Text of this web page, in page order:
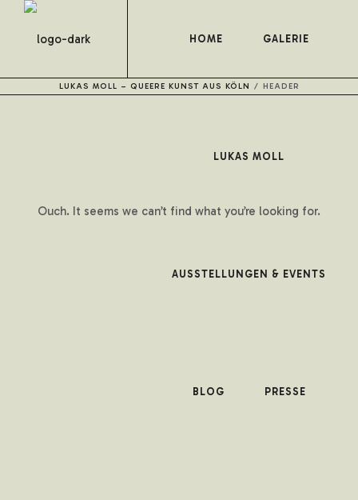
HOME GALERIE
LUKAS MOLL
AUSSTELLUNGEN & EVENTS
BLOG PRESSE
LUKAS MOLL – QUEERE KUNST AUS KÖLN / HEADER
Ouch. It seems we can’t find what you’re looking for.